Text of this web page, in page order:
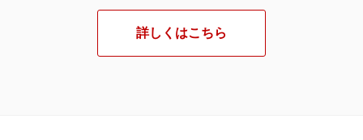
詳しくはこちら